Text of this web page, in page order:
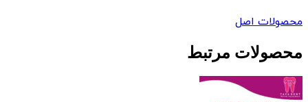
محصولات اصل
محصولات مرتبط